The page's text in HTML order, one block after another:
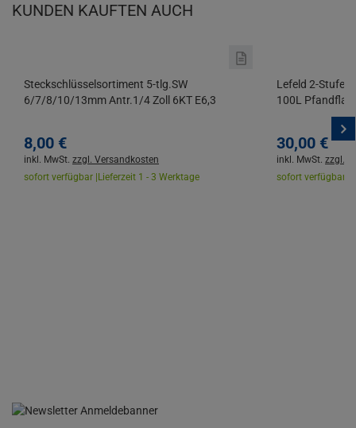
KUNDEN KAUFTEN AUCH
Steckschlüsselsortiment 5-tlg.SW
6/7/8/10/13mm Antr.1/4 Zoll 6KT E6,3
8,00 €
inkl. MwSt. zzgl. Versandkosten
sofort verfügbar | Lieferzeit 1 - 3 Werktage
Lefeld 2-
100L
30,00 €
inkl. MwSt. zzgl.
sofort verfügbar |